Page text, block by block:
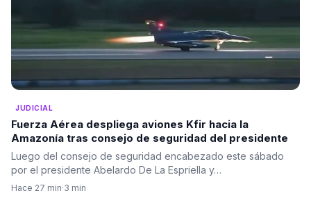
JUDICIAL
Fuerza Aérea despliega aviones Kfir hacia la
Amazonía tras consejo de seguridad del presidente
Luego del consejo de seguridad encabezado este sábado
por el presidente Abelardo De La Espriella y…
Hace 27 min·3 min